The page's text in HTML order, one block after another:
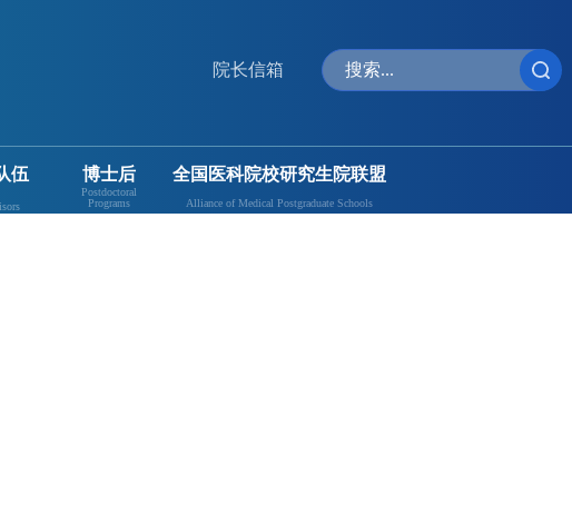
院长信箱
伍 博士后
Postdoctoral
Programs
全国医科院校研究生院联盟
Alliance of Medical Postgraduate Schools